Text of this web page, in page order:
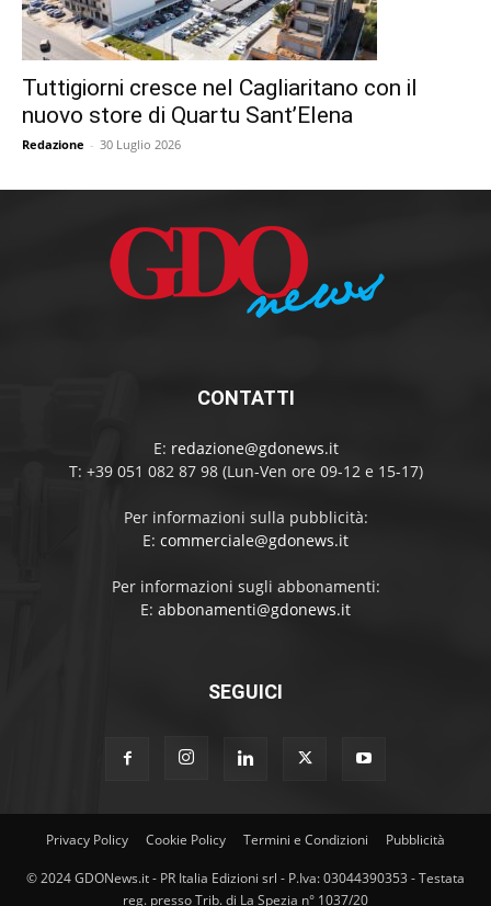
Tuttigiorni cresce nel Cagliaritano con il
nuovo store di Quartu Sant’Elena
Redazione - 30 Luglio 2026
CONTATTI
E: redazione@gdonews.it
T: +39 051 082 87 98 (Lun-Ven ore 09-12 e 15-17)
Per informazioni sulla pubblicità:
E: commerciale@gdonews.it
Per informazioni sugli abbonamenti:
E: abbonamenti@gdonews.it
SEGUICI
Privacy Policy Cookie Policy Termini e Condizioni Pubblicità
© 2024 GDONews.it - PR Italia Edizioni srl - P.Iva: 03044390353 - Testata
reg. presso Trib. di La Spezia n° 1037/20